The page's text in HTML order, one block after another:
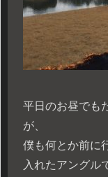
平日のお昼でも
が、
僕も何とか前に
入れたアングル